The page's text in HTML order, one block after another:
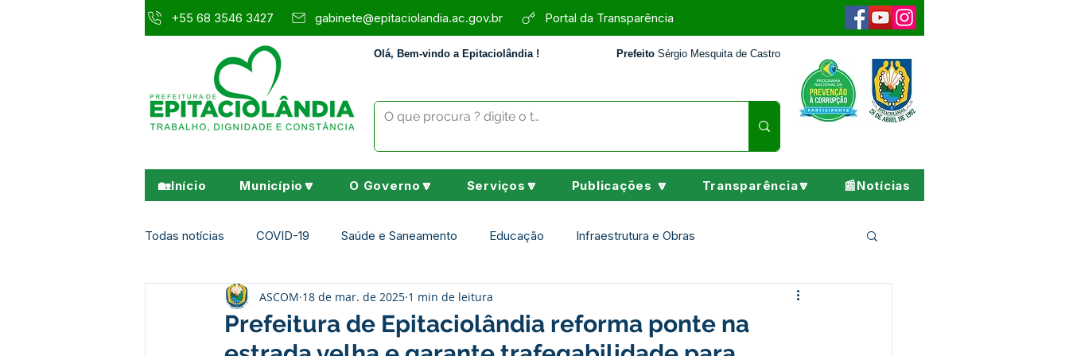
+55 68 3546 3427 gabinete@epitaciolandia.ac.gov.br Portal da Transparência
Olá, Bem-vindo a Epitaciolândia ! Prefeito Sérgio Mesquita de Castro
🏡Início Município🔽 O Governo🔽 Serviços🔽 Publicações 🔽 Transparência🔽 📰Notícias
Todas notícias COVID-19 Saúde e Saneamento Educação Infraestrutura e Obras
Agricultura e Meio Ambiente Assistência Social
Prefeitura de Epitaciolândia reforma ponte na
ASCOM 18 de mar. de 2025 1 min de leitura